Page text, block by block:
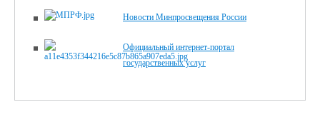
Новости Минпросвещения России
Официальный интернет-портал
государственных услуг